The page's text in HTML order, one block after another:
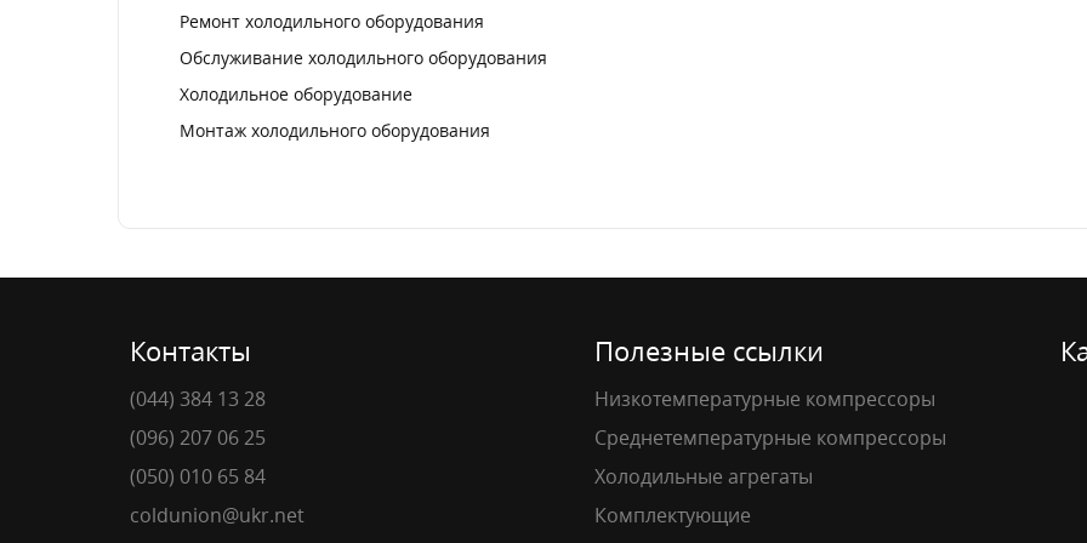
Ремонт холодильного оборудования
Обслуживание холодильного оборудования
Холодильное оборудование
Монтаж холодильного оборудования
Контакты
(044) 384 13 28
(096) 207 06 25
(050) 010 65 84
coldunion@ukr.net
Полезные ссылки
Низкотемпературные компрессоры
Среднетемпературные компрессоры
Холодильные агрегаты
Комплектующие